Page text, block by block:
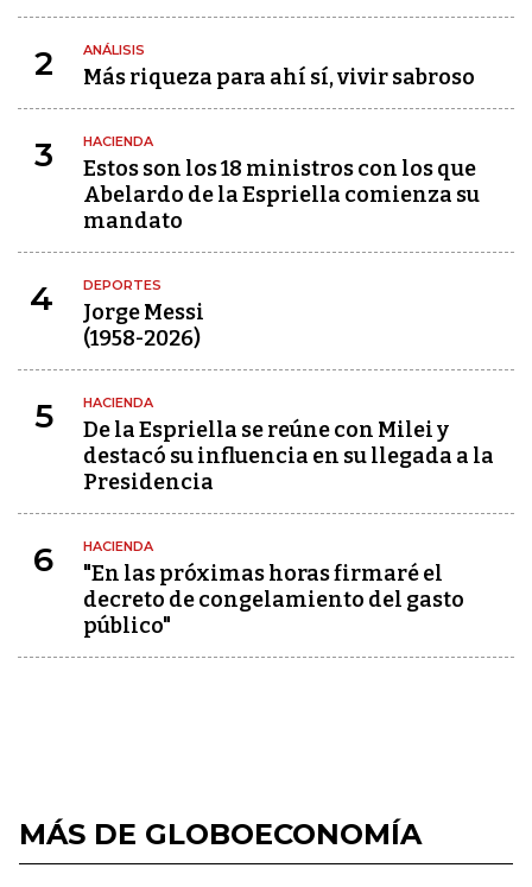
2 ANÁLISIS
Más riqueza para ahí sí, vivir sabroso
3 HACIENDA
Estos son los 18 ministros con los que
Abelardo de la Espriella comienza su
mandato
4 DEPORTES
Jorge Messi
(1958-2026)
5 HACIENDA
De la Espriella se reúne con Milei y
destacó su influencia en su llegada a la
Presidencia
6 HACIENDA
"En las próximas horas firmaré el
decreto de congelamiento del gasto
público"
MÁS DE GLOBOECONOMÍA